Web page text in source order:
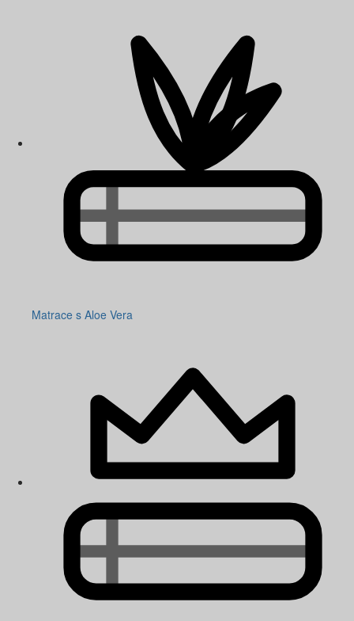
Matrace s Aloe Vera